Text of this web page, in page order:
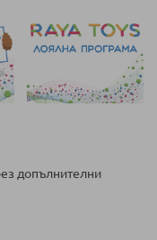
допълнителни